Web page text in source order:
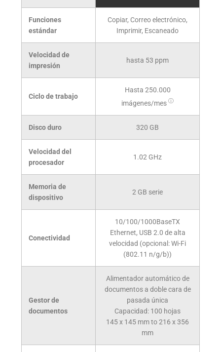
Funciones
estándar
Copiar, Correo electrónico,
Imprimir, Escaneado
Velocidad de
impresión
hasta 53 ppm
Ciclo de trabajo
Hasta 250.000
imágenes/mes ⓘ
Disco duro 320 GB
Velocidad del
procesador
1.02 GHz
Memoria de
dispositivo
2 GB serie
Conectividad
10/100/1000BaseTX
Ethernet, USB 2.0 de alta
velocidad (opcional: Wi-Fi
(802.11 n/g/b))
Gestor de
documentos
Alimentador automático de
documentos a doble cara de
pasada única
Capacidad: 100 hojas
145 x 145 mm to 216 x 356
mm